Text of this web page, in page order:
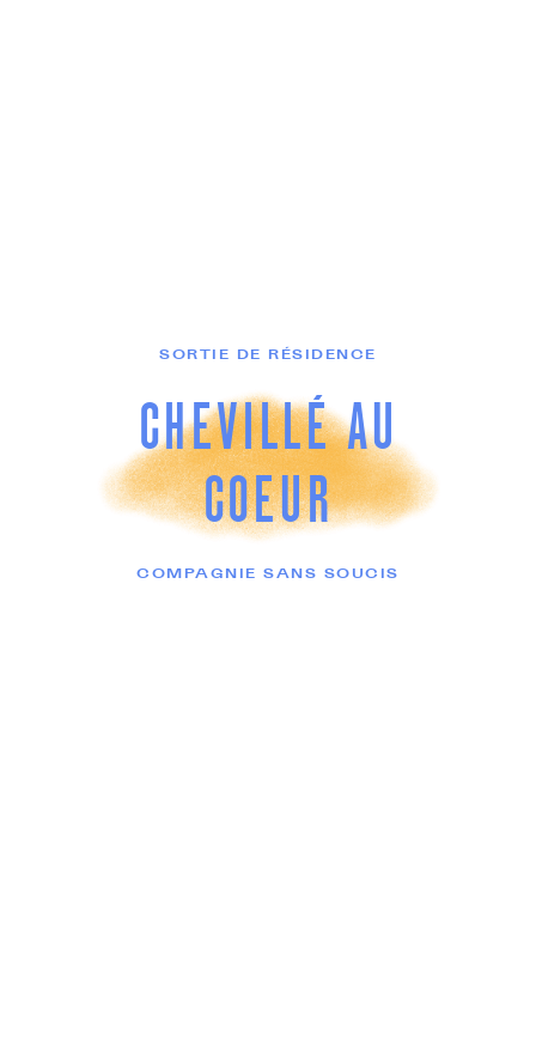
SORTIE DE RÉSIDENCE
CHEVILLÉ AU
COEUR
COMPAGNIE SANS SOUCIS